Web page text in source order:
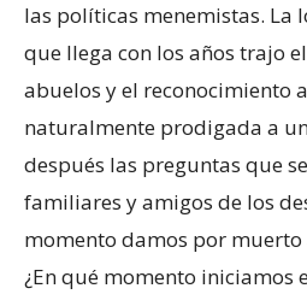
las políticas menemistas. La
que llega con los años trajo
abuelos y el reconocimiento
naturalmente prodigada a
después las preguntas que
familiares y amigos de los
momento damos por muerto
¿En qué momento iniciamos